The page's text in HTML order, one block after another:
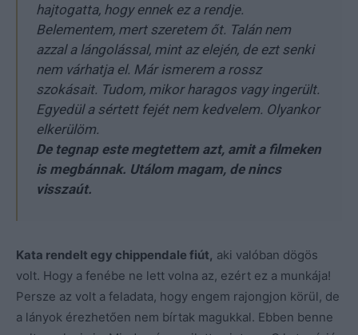
hajtogatta, hogy ennek ez a rendje.
Belementem, mert szeretem őt. Talán nem
azzal a lángolással, mint az elején, de ezt senki
nem várhatja el. Már ismerem a rossz
szokásait. Tudom, mikor haragos vagy ingerült.
Egyedül a sértett fejét nem kedvelem. Olyankor
elkerülöm.
De tegnap este megtettem azt, amit a filmeken
is megbánnak. Utálom magam, de nincs
visszaút.
Kata rendelt egy chippendale fiút, aki valóban dögös
volt. Hogy a fenébe ne lett volna az, ezért ez a munkája!
Persze az volt a feladata, hogy engem rajongjon körül, de
a lányok érezhetően nem bírtak magukkal. Ebben benne